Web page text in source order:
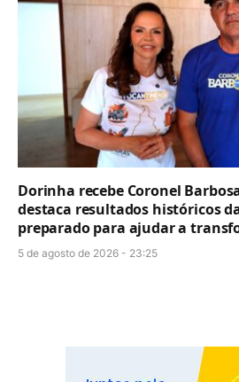
Dorinha recebe Coronel
destaca resultados históricos
preparado para ajudar a
5 de agosto de 2026 - 23:25